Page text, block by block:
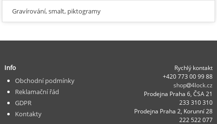
Gravírování, smalt, piktogramy
Rychlý kontakt
+420 773 00 99 88
shop
4lock.cz
Prodejna Praha 6, ČSA 21
233 310 310
Prodejna Praha 2, Korunní 28
222 522 077
Info
Obchodní podmínky
Reklamační řád
GDPR
Kontakty